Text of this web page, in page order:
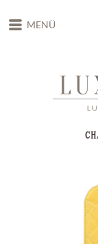
MENÜ